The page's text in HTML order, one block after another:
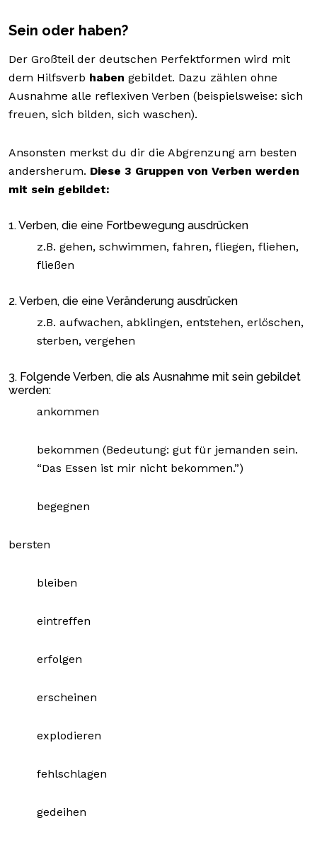
Sein oder haben?
Der Großteil der deutschen Perfektformen wird mit
dem Hilfsverb haben gebildet. Dazu zählen ohne
Ausnahme alle reflexiven Verben (beispielsweise: sich
freuen, sich bilden, sich waschen).
Ansonsten merkst du dir die Abgrenzung am besten
andersherum. Diese 3 Gruppen von Verben werden
mit sein gebildet:
1. Verben, die eine Fortbewegung ausdrücken
z.B. gehen, schwimmen, fahren, fliegen, fliehen,
fließen
2. Verben, die eine Veränderung ausdrücken
z.B. aufwachen, abklingen, entstehen, erlöschen,
sterben, vergehen
3. Folgende Verben, die als Ausnahme mit sein gebildet
werden:
ankommen
bekommen (Bedeutung: gut für jemanden sein.
“Das Essen ist mir nicht bekommen.”)
begegnen
bersten
bleiben
eintreffen
erfolgen
erscheinen
explodieren
fehlschlagen
gedeihen